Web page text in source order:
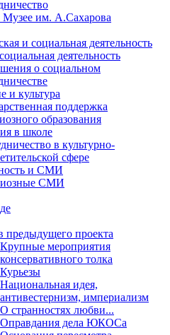
им. А.Сахарова
и социальная деятельность
деятельность
о социальном
и культура
поддержка
образования
в школе
в культурно-
сфере
и СМИ
СМИ
предыдущего проекта
Крупные мероприятия
консервативного толка
Курьезы
Национальная идея,
антивестернизм, империализм
О странностях любви...
Оправдания дела ЮКОСа